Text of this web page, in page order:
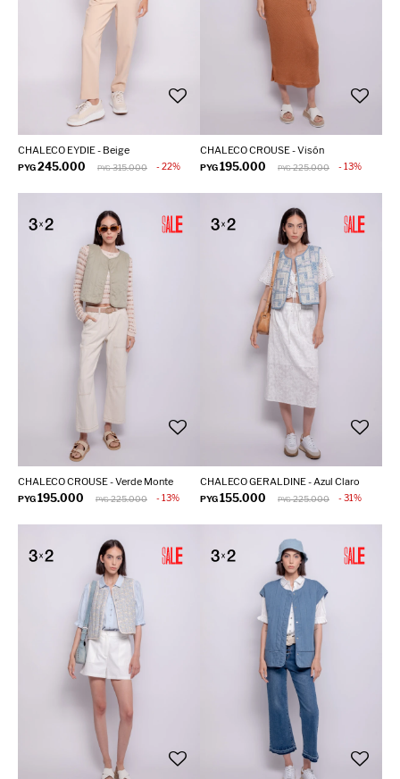
CHALECO EYDIE - Beige
PYG245.000 PYG 315.000 22
CHALECO CROUSE - Visón
PYG195.000 PYG 225.000 13
CHALECO CROUSE - Verde Monte
PYG195.000 PYG 225.000 13
CHALECO GERALDINE - Azul Claro
PYG155.000 PYG 225.000 31